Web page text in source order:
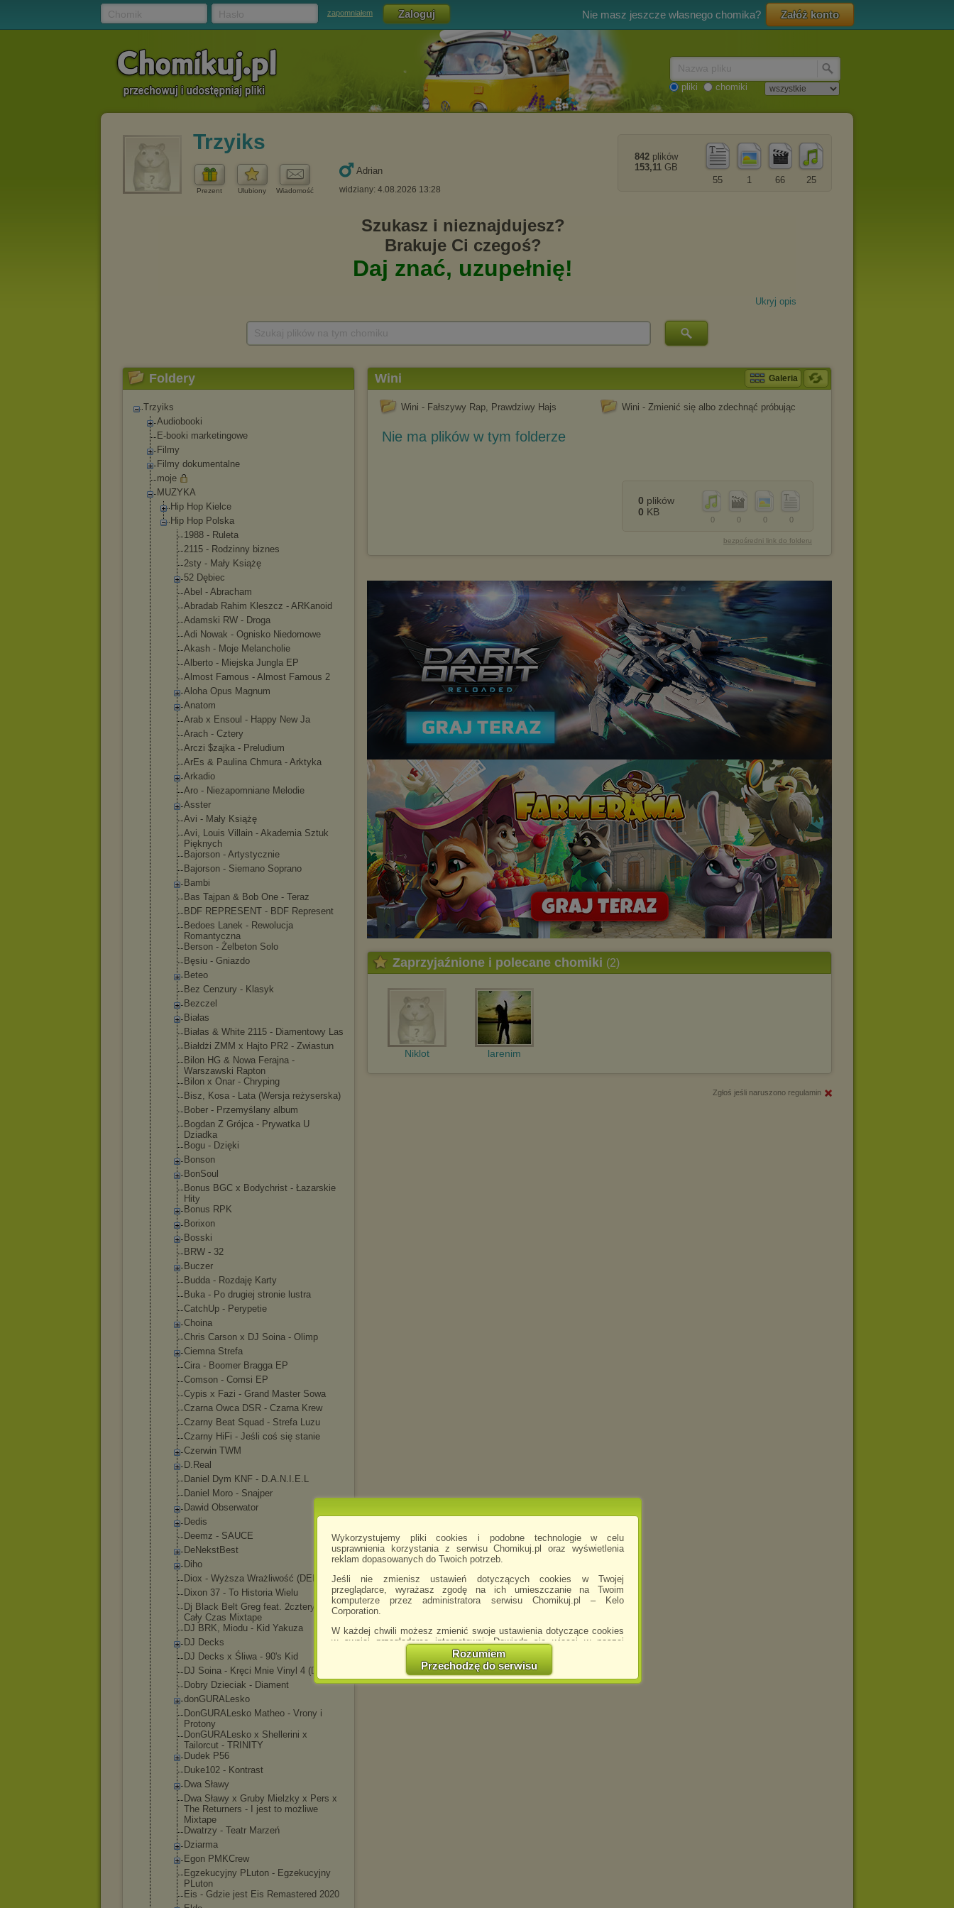
Wykorzystujemy pliki cookies i podobne technologie w celu
usprawnienia korzystania z serwisu Chomikuj.pl oraz wyświetlenia
reklam dopasowanych do Twoich potrzeb.
Jeśli nie zmienisz ustawień dotyczących cookies w Twojej
przeglądarce, wyrażasz zgodę na ich umieszczanie na Twoim
komputerze przez administratora serwisu Chomikuj.pl – Kelo
Corporation.
W każdej chwili możesz zmienić swoje ustawienia dotyczące cookies
w swojej przeglądarce internetowej. Dowiedz się więcej w naszej
http://chomikuj.pl/PolitykaPrywatnosci.aspx
Jednocześnie informujemy że zmiana ustawień przeglądarki może
spowodować ograniczenie korzystania ze strony Chomikuj.pl.
wyświetlona przypadkowo.
http://chomikuj.pl/PolitykaPrywatnosci.aspx
Rozumiem
Przechodzę do serwisu
zapomniałem Nie masz jeszcze własnego chomika? Załóż konto
pliki chomiki
Trzyiks
Prezent Ulubiony Wiadomość
Adrian
widziany: 4.08.2026 13:28
25
66
1
55
842 plików
153,11 GB
Ukryj opis
Foldery
Trzyiks
Audiobooki
E-booki marketingowe
Filmy
Filmy dokumentalne
moje
MUZYKA
Hip Hop Kielce
Hip Hop Polska
1988 - Ruleta
2115 - Rodzinny biznes
2sty - Mały Książę
52 Dębiec
Abel - Abracham
Abradab Rahim Kleszcz - ARKanoid
Adamski RW - Droga
Adi Nowak - Ognisko Niedomowe
Akash - Moje Melancholie
Alberto - Miejska Jungla EP
Almost Famous - Almost Famous 2
Aloha Opus Magnum
Anatom
Arab x Ensoul - Happy New Ja
Arach - Cztery
Arczi $zajka - Preludium
ArEs & Paulina Chmura - Arktyka
Arkadio
Aro - Niezapomniane Melodie
Asster
Avi - Mały Książę
Avi, Louis Villain - Akademia Sztuk
Pięknych
Bajorson - Artystycznie
Bajorson - Siemano Soprano
Bambi
Bas Tajpan & Bob One - Teraz
BDF REPRESENT - BDF Represent
Bedoes Lanek - Rewolucja
Romantyczna
Berson - Żelbeton Solo
Bęsiu - Gniazdo
Beteo
Bez Cenzury - Klasyk
Bezczel
Białas
Białas & White 2115 - Diamentowy Las
Białdżi ZMM x Hajto PR2 - Zwiastun
Bilon HG & Nowa Ferajna -
Warszawski Rapton
Bilon x Onar - Chryping
Bisz, Kosa - Lata (Wersja reżyserska)
Bober - Przemyślany album
Bogdan Z Grójca - Prywatka U
Dziadka
Bogu - Dzięki
Bonson
BonSoul
Bonus BGC x Bodychrist - Łazarskie
Hity
Bonus RPK
Borixon
Bosski
BRW - 32
Buczer
Budda - Rozdaję Karty
Buka - Po drugiej stronie lustra
CatchUp - Perypetie
Choina
Chris Carson x DJ Soina - Olimp
Ciemna Strefa
Cira - Boomer Bragga EP
Comson - Comsi EP
Cypis x Fazi - Grand Master Sowa
Czarna Owca DSR - Czarna Krew
Czarny Beat Squad - Strefa Luzu
Czarny HiFi - Jeśli coś się stanie
Czerwin TWM
D.Real
Daniel Dym KNF - D.A.N.I.E.L
Daniel Moro - Snajper
Dawid Obserwator
Dedis
Deemz - SAUCE
DeNekstBest
Diho
Diox - Wyższa Wrażliwość (DELUXE)
Dixon 37 - To Historia Wielu
Dj Black Belt Greg feat. 2cztery7 -
Cały Czas Mixtape
DJ BRK, Miodu - Kid Yakuza
DJ Decks
DJ Decks x Śliwa - 90's Kid
DJ Soina - Kręci Mnie Vinyl 4 (Deluxe)
Dobry Dzieciak - Diament
donGURALesko
DonGURALesko Matheo - Vrony i
Protony
DonGURALesko x Shellerini x
Tailorcut - TRINITY
Dudek P56
Duke102 - Kontrast
Dwa Sławy
Dwa Sławy x Gruby Mielzky x Pers x
The Returners - I jest to możliwe
Mixtape
Dwatrzy - Teatr Marzeń
Dziarma
Egon PMKCrew
Egzekucyjny PLuton - Egzekucyjny
PLuton
Eis - Gdzie jest Eis Remastered 2020
Wini Galeria
Wini - Fałszywy Rap, Prawdziwy Hajs Wini - Zmienić się albo zdechnąć próbując
Nie ma plików w tym folderze
0
0
0
0
0 plików
0 KB
bezpośredni link do folderu
Zaprzyjaźnione i polecane chomiki (2)
Niklot larenim
Zgłoś jeśli naruszono regulamin